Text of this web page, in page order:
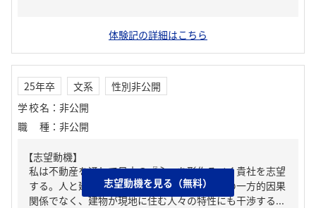
体験記の詳細はこちら
25年卒 文系
性別非公開
学校名 ： 非公開
職種 ： 非公開
【志望動機】
私は不動産を通して日本の『心』を形作るべく貴社を志望
する。人と建物の関係とは建築者から建物への一方的因果
関係でなく、建物が現地に住む人々の特性にも干渉する...
志望動機を見る（無料）